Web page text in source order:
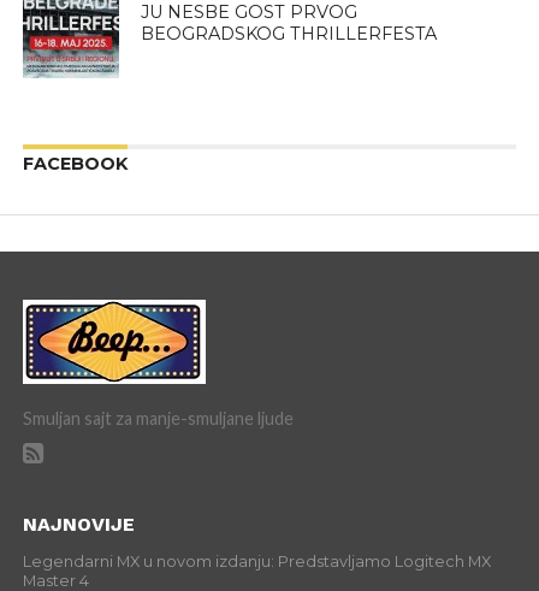
JU NESBE GOST PRVOG
BEOGRADSKOG THRILLERFESTA
FACEBOOK
Smuljan sajt za manje-smuljane ljude
NAJNOVIJE
Legendarni MX u novom izdanju: Predstavljamo Logitech MX
Master 4